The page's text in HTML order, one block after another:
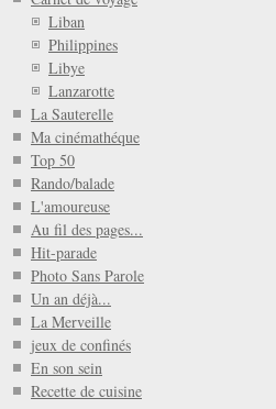
Liban
Philippines
Libye
Lanzarotte
La Sauterelle
Ma cinémathéque
Top 50
Rando/balade
L'amoureuse
Au fil des pages...
Hit-parade
Photo Sans Parole
Un an déjà...
La Merveille
jeux de confinés
En son sein
Recette de cuisine